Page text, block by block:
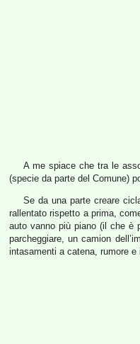
A me spiace che tra le
(specie da parte del Comune)
Se da una parte creare
rallentato rispetto a prima,
auto vanno più piano (il che è
parcheggiare, un camion
intasamenti a catena, rumore e